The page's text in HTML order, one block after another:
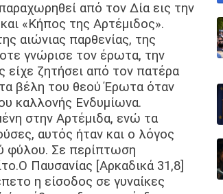
από τον Δία εις την
«Κήπος της Αρτέμιδος».
αιώνιας παρθενίας, της
γνώρισε τον έρωτα, την
είχε ζητήσει από τον πατέρα
βέλη του θεού Έρωτα όταν
καλλονής Ενδυμίωνα.
στην Αρτέμιδα, ενώ τα
αυτός ήταν και ο λόγος
φύλου. Σε περίπτωση
Παυσανίας [Αρκαδικά 31,8]
η είσοδος σε γυναίκες